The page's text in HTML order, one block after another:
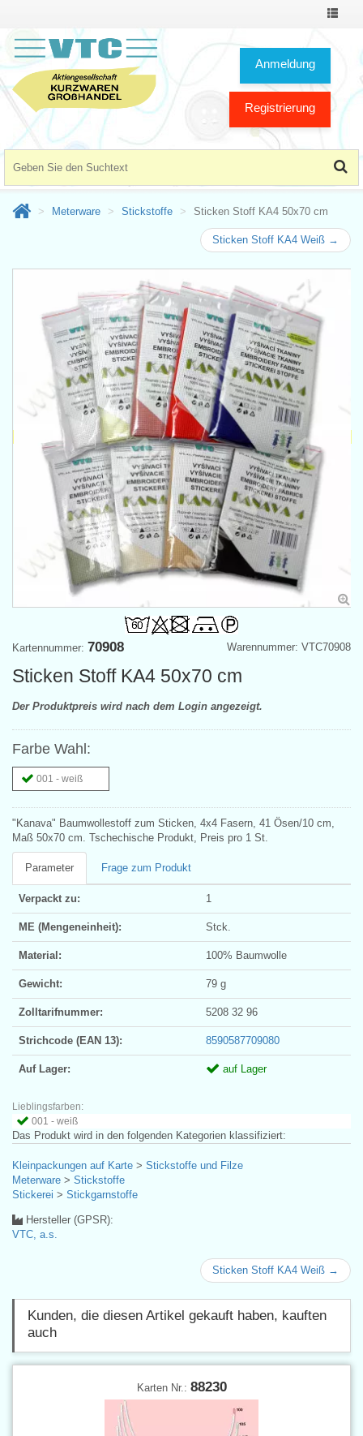
Toggle
Anmeldung
Registrierung
Meterware Stickstoffe Sticken Stoff KA4 50x70 cm
Sticken Stoff KA4 Weiß →
Warennummer: VTC70908
Kartennummer: 70908
Sticken Stoff KA4 50x70 cm
Der Produktpreis wird nach dem Login angezeigt.
Farbe Wahl:
001 - weiß
"Kanava" Baumwollestoff zum Sticken, 4x4 Fasern, 41 Ösen/10 cm,
Maß 50x70 cm. Tschechische Produkt, Preis pro 1 St.
Parameter Frage zum Produkt
Verpackt zu: 1
ME (Mengeneinheit): Stck.
Material: 100% Baumwolle
Gewicht: 79 g
Zolltarifnummer: 5208 32 96
Strichcode (EAN 13): 8590587709080
Auf Lager: auf Lager
Lieblingsfarben:
001 - weiß
Das Produkt wird in den folgenden Kategorien klassifiziert:
Kleinpackungen auf Karte > Stickstoffe und Filze
Meterware > Stickstoffe
Stickerei > Stickgarnstoffe
Hersteller (GPSR):
VTC, a.s.
Sticken Stoff KA4 Weiß →
Kunden, die diesen Artikel gekauft haben, kauften
auch
Karten Nr.: 88230